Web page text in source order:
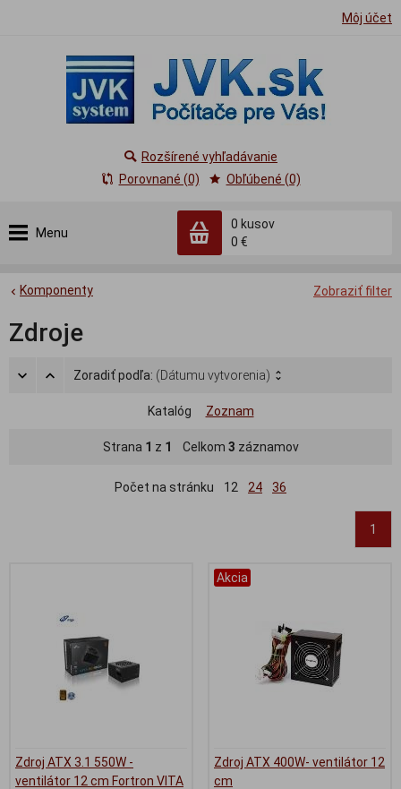
Môj účet
Menu
0 kusov
0 €
Rozšírené vyhľadávanie
Porovnané (0)
Obľúbené (0)
Zobraziť filter
Komponenty
Zdroje
Zoradiť podľa: (Dátumu vytvorenia)
Katalóg Zoznam
Strana 1 z 1 Celkom 3 záznamov
Počet na stránku 12 24 36
1
Zdroj ATX 3.1 550W -
ventilátor 12 cm Fortron VITA
Akcia
Zdroj ATX 400W- ventilátor 12
cm